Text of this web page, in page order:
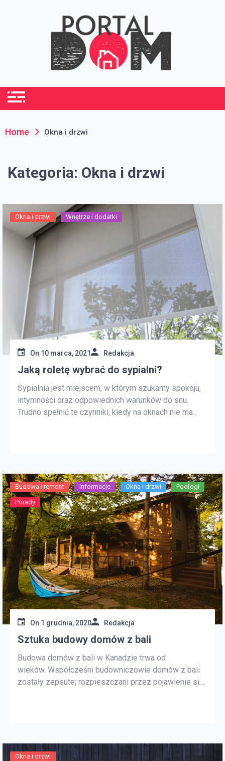
portaldom.com.pl
Home Okna i drzwi
Kategoria: Okna i drzwi
Okna i drzwi Wnętrze i dodatki
On 10 marca, 2021 Redakcja
Jaką roletę wybrać do sypialni?
Sypialnia jest miejscem, w którym szukamy spokoju,
intymności oraz odpowiednich warunków do snu.
Trudno spełnić te czynniki, kiedy na oknach nie ma
[…]
Budowa i remont Informacje Okna i drzwi Podłogi
Porady
On 1 grudnia, 2020 Redakcja
Sztuka budowy domów z bali
Budowa domów z bali w Kanadzie trwa od
wieków. Współcześni budowniczowie domów z bali
zostały zepsute; rozpieszczani przez pojawienie się
wiedzę i techniki używane przez tych starych […]
Okna i drzwi